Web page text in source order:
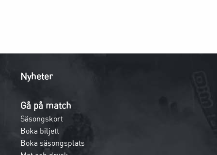
Nyheter
Gå på match
Säsongskort
Boka biljett
Boka säsongsplats